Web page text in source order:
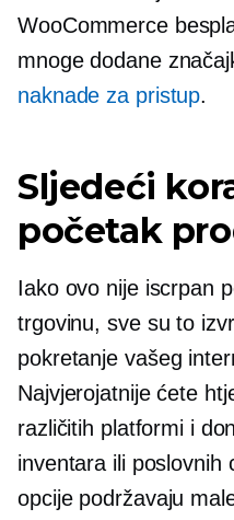
WooCommerce
mnoge dodane
naknade za pristup.
Sljedeći
početak
Iako ovo nije iscrpan
trgovinu, sve su to
pokretanje vašeg
Najvjerojatnije ćete
različitih platformi i
inventara ili poslovnih
opcije podržavaju